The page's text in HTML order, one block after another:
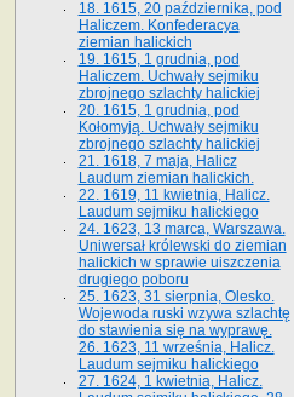
18. 1615, 20 października, pod
Haliczem. Konfederacya
ziemian halickich
19. 1615, 1 grudnia, pod
Haliczem. Uchwały sejmiku
zbrojnego szlachty halickiej
20. 1615, 1 grudnia, pod
Kołomyją. Uchwały sejmiku
zbrojnego szlachty halickiej
21. 1618, 7 maja, Halicz
Laudum ziemian halickich.
22. 1619, 11 kwietnia, Halicz.
Laudum sejmiku halickiego
24. 1623, 13 marca, Warszawa.
Uniwersał królewski do ziemian
halickich w sprawie uiszczenia
drugiego poboru
25. 1623, 31 sierpnia, Olesko.
Wojewoda ruski wzywa szlachtę
do stawienia się na wyprawę.
26. 1623, 11 września, Halicz.
Laudum sejmiku halickiego
27. 1624, 1 kwietnia, Halicz.